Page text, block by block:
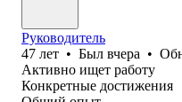
Руководитель
47 лет • Был вчера •
Активно ищет работу
Конкретные достижения